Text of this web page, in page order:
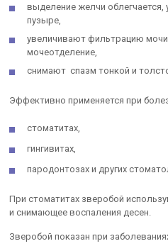
выделение желчи
пузыре,
увеличивают фильтрацию
мочеотделение,
снимают спазм тонкой и
Эффективно применяется при
стоматитах,
гингивитах,
пародонтозах и других
При стоматитах зверобой
и снимающее воспаления десен.
Зверобой показан при